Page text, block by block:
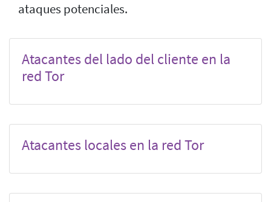
ataques potenciales.
Atacantes del lado del cliente en la
red Tor
Atacantes locales en la red Tor